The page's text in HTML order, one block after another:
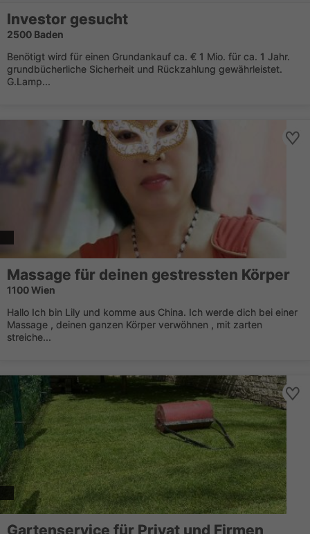
Investor gesucht
2500 Baden
Benötigt wird für einen Grundankauf ca. € 1 Mio. für ca. 1 Jahr.
grundbücherliche Sicherheit und Rückzahlung gewährleistet.
G.Lamp...
Massage für deinen gestressten Körper
1100 Wien
Hallo Ich bin Lily und komme aus China. Ich werde dich bei einer
Massage , deinen ganzen Körper verwöhnen , mit zarten
streiche...
Gartenservice für Privat und Firmen